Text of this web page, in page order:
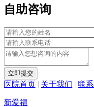
自助咨询
立即提交
医院首页 | 关于我们 | 联
新爱福